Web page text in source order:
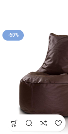
-60%